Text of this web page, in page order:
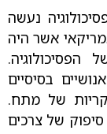
נעשה
אשר היה
הפסיכולוגיה.
בסיסיים
של מתח.
של צרכים